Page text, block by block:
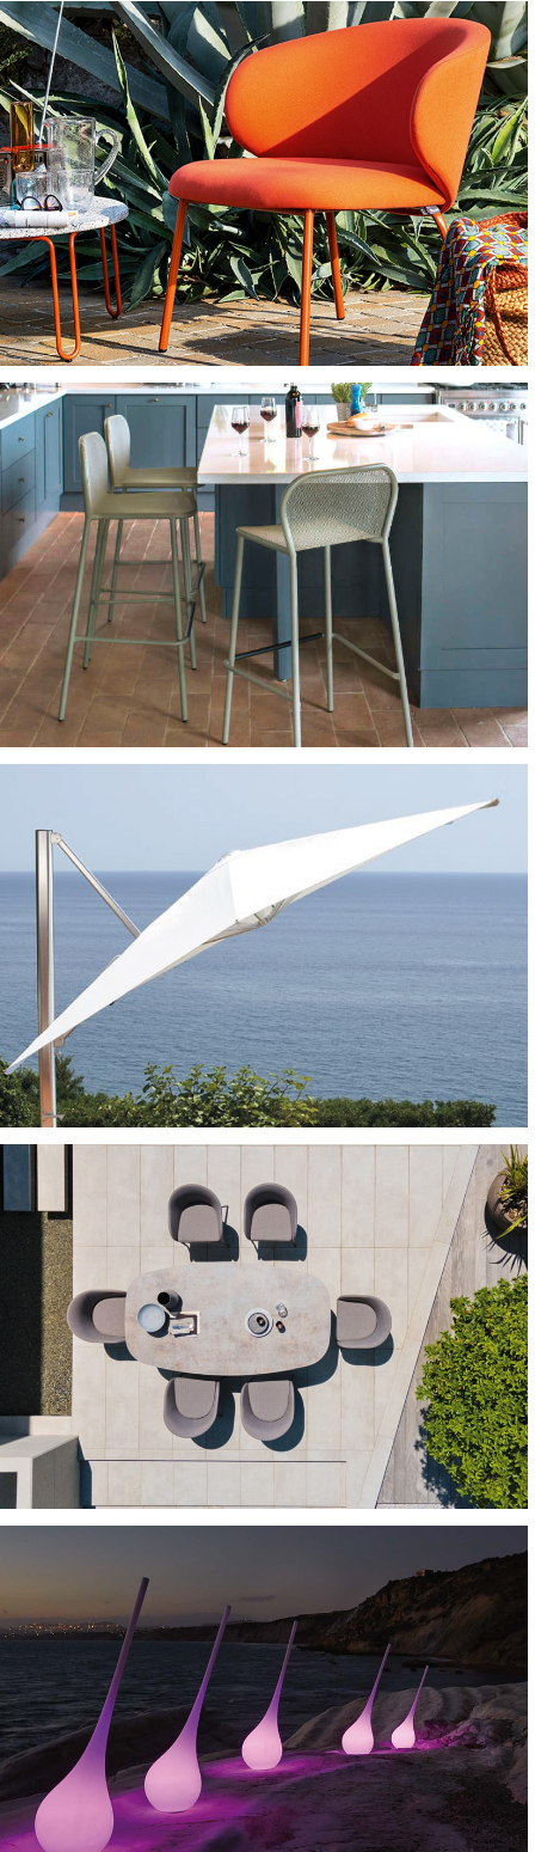
SEDIE E POLTRONCINE
SEDIE E POLTRONCINE
OMBRELLONI E GAZEBO